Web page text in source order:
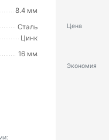
8.4 мм
Сталь
Цинк
16 мм
Цена
Экономия